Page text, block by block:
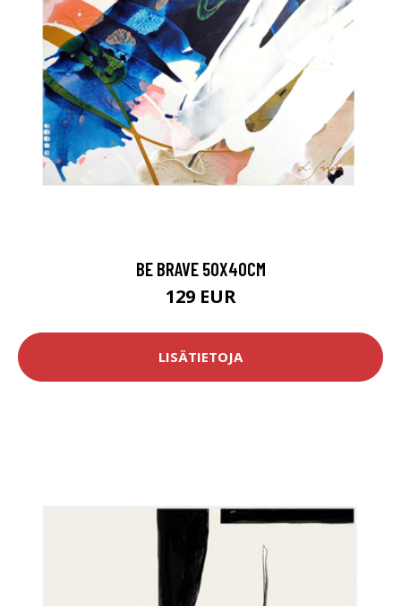
BE BRAVE 50X40CM
129 EUR
LISÄTIETOJA